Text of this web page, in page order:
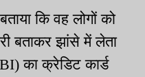
कि वह लोगों को
बताकर झांसे में लेता
का क्रेडिट कार्ड